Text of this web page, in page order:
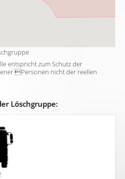
entspricht zum Schutz der
Personen nicht der reellen
Löschgruppe: